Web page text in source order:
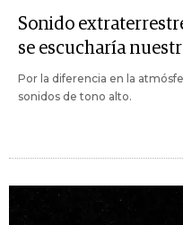
Sonido
se escucharía
Por la diferencia en la
sonidos de tono alto.